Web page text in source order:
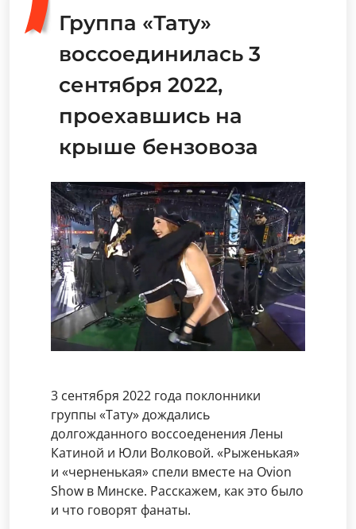
Группа «Тату»
воссоединилась 3
сентября 2022,
проехавшись на
крыше бензовоза
3 сентября 2022 года поклонники
группы «Тату» дождались
долгожданного воссоеденения Лены
Катиной и Юли Волковой. «Рыженькая»
и «черненькая» спели вместе на Ovion
Show в Минске. Расскажем, как это было
и что говорят фанаты.